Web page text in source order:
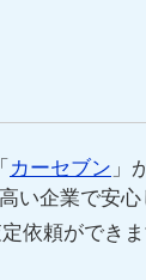
カーセブン 」
い企業で安心
依頼ができま